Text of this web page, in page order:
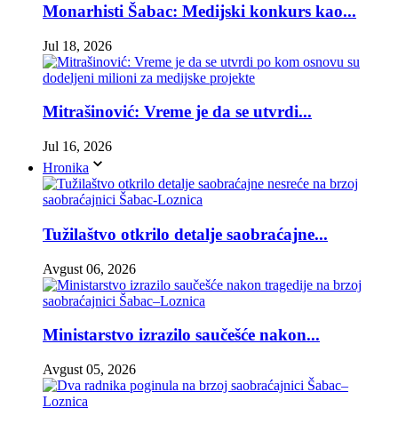
Monarhisti Šabac: Medijski konkurs kao...
Jul 18, 2026
Mitrašinović: Vreme je da se utvrdi...
Jul 16, 2026
Hronika
Tužilaštvo otkrilo detalje saobraćajne...
Avgust 06, 2026
Ministarstvo izrazilo saučešće nakon...
Avgust 05, 2026